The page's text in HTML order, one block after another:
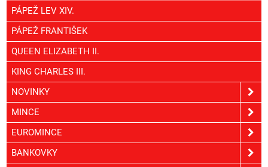
PÁPEŽ LEV XIV.
PÁPEŽ FRANTIŠEK
QUEEN ELIZABETH II.
KING CHARLES III.
NOVINKY
MINCE
EUROMINCE
BANKOVKY